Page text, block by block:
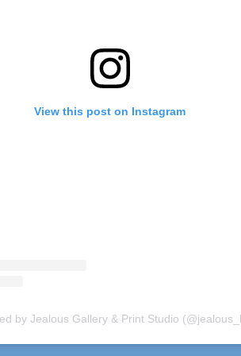
View this post on Instagram
by Jealous Gallery & Print Studio